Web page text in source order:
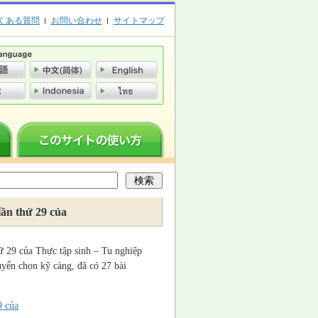
ある質問 お問い合わせ サイトマップ
thứ 29 của
29 của Thực tập sinh – Tu nghiệp
chọn kỹ càng, đã có 27 bài
của